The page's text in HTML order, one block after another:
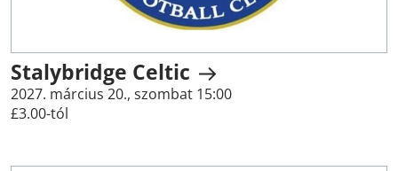
Stalybridge Celtic
2027. március 20., szombat 15:00
£3.00-tól